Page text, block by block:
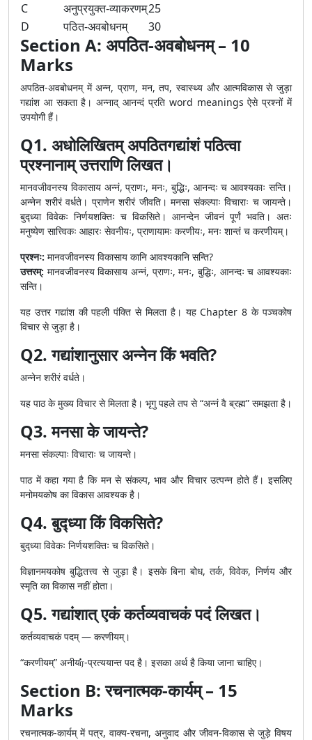
C
अनुप्रयुक्त-व्याकरणम्25
D
पठित-अवबोधनम् 30
Section A: अपठित-अवबोधनम् – 10
Marks
अपठित-अवबोधनम् में अन्न, प्राण, मन, तप, स्वास्थ्य और आत्मविकास से जुड़ा
गद्यांश आ सकता है। अन्नाद् आनन्दं प्रति word meanings ऐसे प्रश्नों में
उपयोगी हैं।
Q1. अधोलिखितम् अपठितगद्यांशं पठित्वा
प्रश्नानाम् उत्तराणि लिखत।
मानवजीवनस्य विकासाय अन्नं, प्राणः, मनः, बुद्धिः, आनन्दः च आवश्यकाः सन्ति।
अन्नेन शरीरं वर्धते। प्राणेन शरीरं जीवति। मनसा संकल्पाः विचाराः च जायन्ते।
बुद्ध्या विवेकः निर्णयशक्तिः च विकसिते। आनन्देन जीवनं पूर्णं भवति। अतः
मनुष्येण सात्त्विकः आहारः सेवनीयः, प्राणायामः करणीयः, मनः शान्तं च करणीयम्।
प्रश्नः: मानवजीवनस्य विकासाय कानि आवश्यकानि सन्ति?
उत्तरम्: मानवजीवनस्य विकासाय अन्नं, प्राणः, मनः, बुद्धिः, आनन्दः च आवश्यकाः
सन्ति।
यह उत्तर गद्यांश की पहली पंक्ति से मिलता है। यह Chapter 8 के पञ्चकोष
विचार से जुड़ा है।
Q2. गद्यांशानुसार अन्नेन किं भवति?
अन्नेन शरीरं वर्धते।
यह पाठ के मुख्य विचार से मिलता है। भृगु पहले तप से “अन्नं वै ब्रह्म” समझता है।
Q3. मनसा के जायन्ते?
मनसा संकल्पाः विचाराः च जायन्ते।
पाठ में कहा गया है कि मन से संकल्प, भाव और विचार उत्पन्न होते हैं। इसलिए
मनोमयकोष का विकास आवश्यक है।
Q4. बुद्ध्या किं विकसिते?
बुद्ध्या विवेकः निर्णयशक्तिः च विकसिते।
विज्ञानमयकोष बुद्धितत्त्व से जुड़ा है। इसके बिना बोध, तर्क, विवेक, निर्णय और
स्मृति का विकास नहीं होता।
Q5. गद्यांशात् एकं कर्तव्यवाचकं पदं लिखत।
कर्तव्यवाचकं पदम् — करणीयम्।
“करणीयम्” अनीयர்-प्रत्ययान्त पद है। इसका अर्थ है किया जाना चाहिए।
Section B: रचनात्मक-कार्यम् – 15
Marks
रचनात्मक-कार्यम् में पत्र, वाक्य-रचना, अनुवाद और जीवन-विकास से जुड़े विषय